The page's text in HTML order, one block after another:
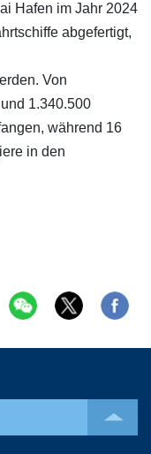
Hafen im Jahr 2024
abgefertigt,
Von
1.340.500
während 16
in den